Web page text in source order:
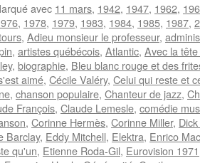
avec 11 mars, 1942, 1947, 1962,
, 1978, 1979, 1983, 1984, 1985, 1987,
, Adieu monsieur le professeur,
, artistes québécois, Atlantic, Avec la
, biographie, Bleu blanc rouge et des
aimé, Cécile Valéry, Celui qui reste et
, chanson populaire, Chanteur de jazz,
François, Claude Lemesle, comédie
, Corinne Hermès, Corinne Miller,
Barclay, Eddy Mitchell, Elektra, Enrico
qu'un, Etienne Roda-Gil, Eurovision 1971